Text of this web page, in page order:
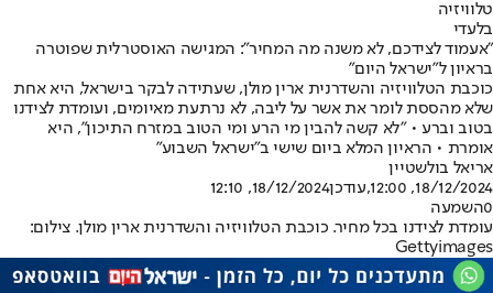
טלוויזיה
בלעדי
"אעמוד לצידכם, לא משנה מה המחיר": המגישה האוסטרלית שפוטרה
בראיון ל"ישראל היום"
כוכבת הטלוויזיה והשדרנית ארין מולן, שעתידה לבקר בישראל, היא אחת
שלא מהססת לומר את אשר על ליבה, לא נרתעת מאיומים, ועומדת לצידנו
בטוב וברע • "לא קשה להבין מי הרע ומי הטוב במזרח התיכון", היא
אומרת • הראיון המלא ביום שישי ב"ישראל השבוע"
אריאל בולשטיין
18/12/2024, 12:00
,עודכן18/12/2024, 12:10
0השמעה
עומדת לצידנו בכל מחיר. כוכבת הטלוויזיה והשדרנית ארין מולן. צילום:
Gettyimages